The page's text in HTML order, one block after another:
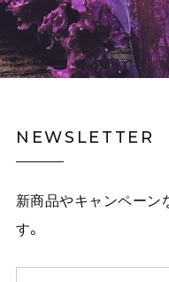
NEWSLETTER
新商品やキャンペーン
す。